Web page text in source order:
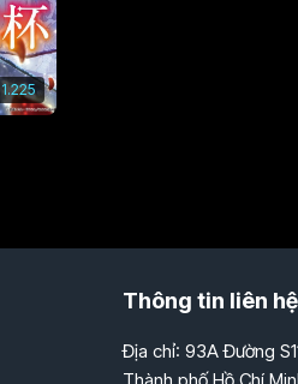
1.225
Thông tin liên hệ
Địa chỉ: 93A Đường
Thành phố Hồ Chí